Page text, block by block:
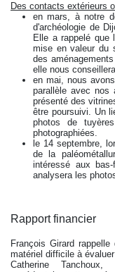
Des contacts extérieurs
en mars, à notre
d'archéologie de
Elle a rappelé que
mise en valeur du
des
elle nous
en mai, nous
parallèle avec nos
présenté des
être poursuivi. Un
photos de
photographiées.
le 14 septembre,
de la
intéressé aux
analysera les
Rapport financier
François Girard
matériel difficile à
Catherine